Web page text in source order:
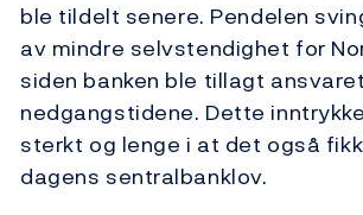
ble tildelt senere. Pendelen
av mindre selvstendighet for
siden banken ble tillagt
nedgangstidene. Dette
sterkt og lenge i at det også
dagens sentralbanklov.